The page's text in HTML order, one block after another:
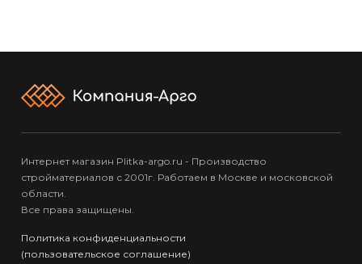
Интернет магазин Plitka-argo.ru - Производство
стройматериалов с 2001г. Работаем в Москве и московской
области.
Все права защищены.
Политика конфиденциальности
(пользовательское соглашение)